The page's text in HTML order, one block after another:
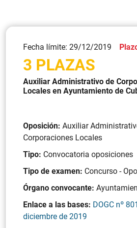
Fecha límite: 29/12/2019
3 PLAZAS
Auxiliar Administrativo de
Locales en Ayuntamiento de
Oposición: Auxiliar
Corporaciones Locales
Tipo: Convocatoria oposiciones
Tipo de examen: Concurso -
Órgano convocante:
Enlace a las bases: DOGC nº
diciembre de 2019